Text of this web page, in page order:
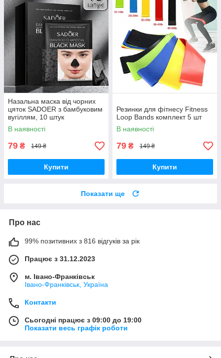
Назальна маска від чорних
цяток SADOER з бамбуковим
вугіллям, 10 штук
В наявності
79 ₴ 149 ₴
Купити
Резинки для фітнесу Fitness
Loop Bands комплект 5 шт
В наявності
79 ₴ 149 ₴
Купити
Показати ще
Про нас
99% позитивних з 816 відгуків за рік
Працює з 31.12.2023
м. Івано-Франківськ
Івано-Франківськ, Україна
Контакти
Сьогодні працює з 09:00 до 19:00
Показати весь графік роботи